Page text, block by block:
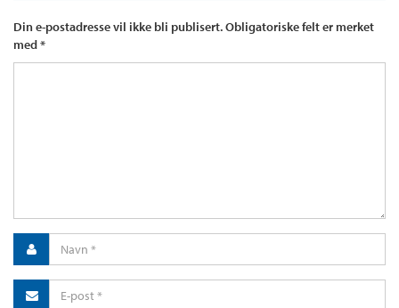
Din e-postadresse vil ikke bli publisert.Obligatoriske felt er merket
med*